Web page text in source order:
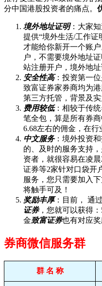
分中国港股投资者的痛点。
境外地址证明：大家
提供“境外生活/工作证
才能给你新开一个账
户，不需要境外地址
站注册开户，境外地
安全性高：投资第一
致富证券家券商均为
第三方托管，背景及实
费用较低：相较于传
笔全包，算是所有券
6.68左右的佣金，在行
中文服务：境外投资
的、及时的服务支持
资者，就很容易在凌
证券等2家针对口袋开
服务，您只需要加入
将触手可及！
奖励丰厚：目前， 通
证券，您就可以获得
金致富证券也有对应奖
券商微信服务群
群 名 称